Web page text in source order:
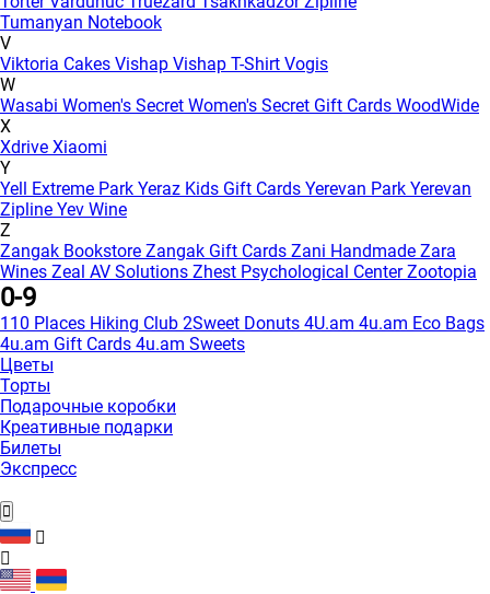
Tumanyan Notebook
V
Viktoria Cakes Vishap Vishap T-Shirt Vogis
W
Wasabi Women's Secret Women's Secret Gift Cards WoodWide
X
Xdrive Xiaomi
Y
Yell Extreme Park Yeraz Kids Gift Cards Yerevan Park Yerevan
Zipline Yev Wine
Z
Zangak Bookstore Zangak Gift Cards Zani Handmade Zara
Wines Zeal AV Solutions Zhest Psychological CenterZootopia
0-9
110 Places Hiking Club 2Sweet Donuts 4U.am 4u.am Eco Bags
4u.am Gift Cards 4u.am Sweets
Цветы
Торты
Подарочные коробки
Креативные подарки
Билеты
Экспресс